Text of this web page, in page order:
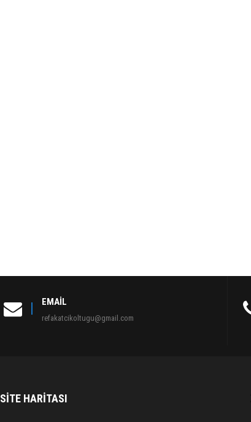
EMAIL
refakatcikoltugu@gmail.com
SITE HARITASI